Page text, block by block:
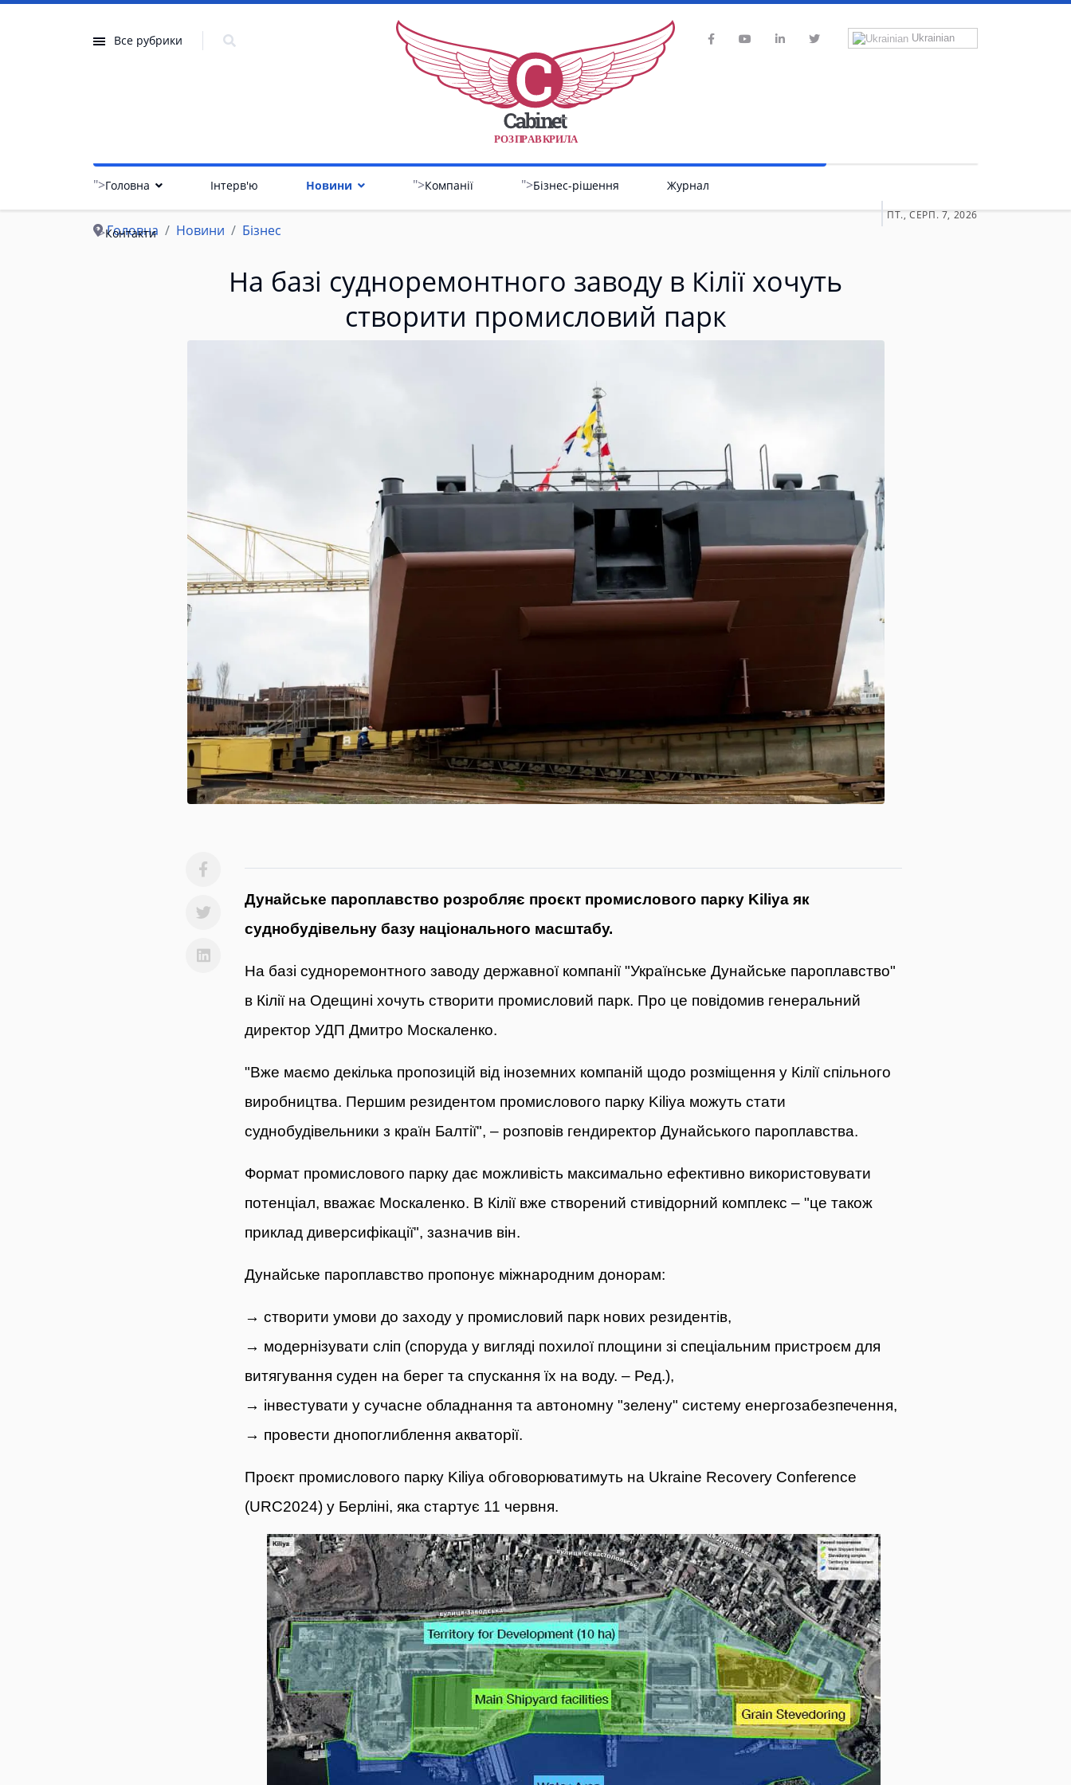
Все рубрики
РОЗПРАВКРИЛА
Ukrainian
">Головна Інтерв'ю Новини ">Компанії ">Бізнес-рішення Журнал
">Контакти
ПТ., СЕРП. 7, 2026
Головна Новини Бізнес
На базі судноремонтного заводу в Кілії хочуть
створити промисловий парк
Дунайське пароплавство розробляє проєкт промислового парку Kiliya як
суднобудівельну базу національного масштабу.
На базі судноремонтного заводу державної компанії "Українське Дунайське пароплавство"
в Кілії на Одещині хочуть створити промисловий парк. Про це повідомив генеральний
директор УДП Дмитро Москаленко.
"Вже маємо декілька пропозицій від іноземних компаній щодо розміщення у Кілії спільного
виробництва. Першим резидентом промислового парку Kiliya можуть стати
суднобудівельники з країн Балтії", – розповів гендиректор Дунайського пароплавства.
Формат промислового парку дає можливість максимально ефективно використовувати
потенціал, вважає Москаленко. В Кілії вже створений стивідорний комплекс – "це також
приклад диверсифікації", зазначив він.
Дунайське пароплавство пропонує міжнародним донорам:
→ створити умови до заходу у промисловий парк нових резидентів,
→ модернізувати сліп (споруда у вигляді похилої площини зі спеціальним пристроєм для
витягування суден на берег та спускання їх на воду. – Ред.),
→ інвестувати у сучасне обладнання та автономну "зелену" систему енергозабезпечення,
→ провести днопоглиблення акваторії.
Проєкт промислового парку Kiliya обговорюватимуть на Ukraine Recovery Conference
(URC2024) у Берліні, яка стартує 11 червня.